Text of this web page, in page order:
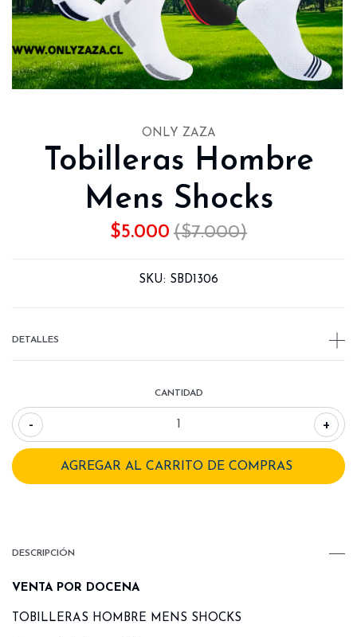
ONLY ZAZA
Tobilleras Hombre
Mens Shocks
$5.000 ($7.000)
SKU: SBD1306
DETALLES
CANTIDAD
- +
DESCRIPCIÓN
VENTA POR DOCENA
TOBILLERAS HOMBRE MENS SHOCKS